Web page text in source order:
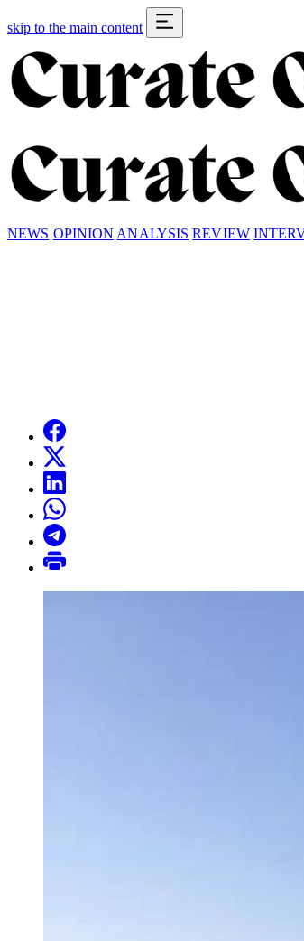
skip to the main content
NEWS OPINION ANALYSIS REVIEW